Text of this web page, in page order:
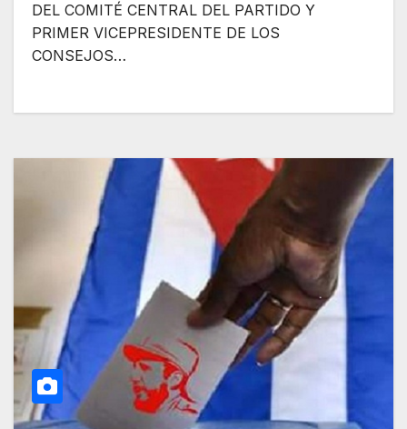
DEL COMITÉ CENTRAL DEL PARTIDO Y
PRIMER VICEPRESIDENTE DE LOS
CONSEJOS…